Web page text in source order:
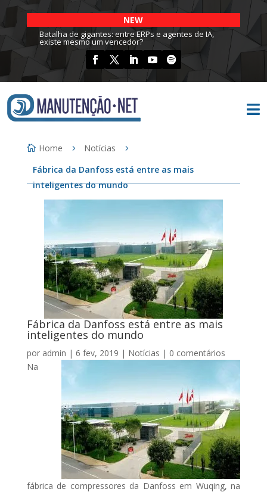
NEW
Batalha de gigantes: entre ERPs e agentes de IA,
existe mesmo um vencedor?

Home
Notícias
Fábrica da Danfoss está entre as mais
inteligentes do mundo
Fábrica da Danfoss está entre as mais
inteligentes do mundo
por admin | 6 fev, 2019 | Notícias | 0 comentários
Na
fábrica de compressores da Danfoss em Wuqing, na